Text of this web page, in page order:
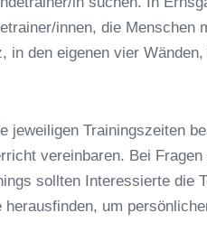
in Ernsgaden
in Ernsgaden
Hundeschule
innen, die Menschen
in den eigenen vier
jeweiligen Trainingszeiten
vereinbaren. Bei
sollten Interessierte die
um